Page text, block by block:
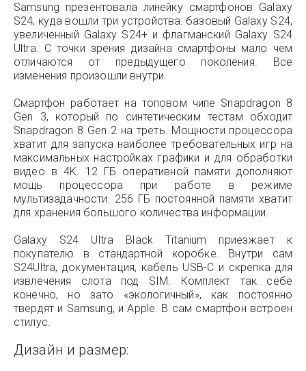
Samsung презентовала линейку смартфонов Galaxy
S24, куда вошли три устройства: базовый Galaxy S24,
увеличенный Galaxy S24+ и флагманский Galaxy S24
Ultra. С точки зрения дизайна смартфоны мало чем
отличаются от предыдущего поколения. Все
изменения произошли внутри.
Смартфон работает на топовом чипе Snapdragon 8
Gen 3, который по синтетическим тестам обходит
Snapdragon 8 Gen 2 на треть. Мощности процессора
хватит для запуска наиболее требовательных игр на
максимальных настройках графики и для обработки
видео в 4K. 12 ГБ оперативной памяти дополняют
мощь процессора при работе в режиме
мультизадачности. 256 ГБ постоянной памяти хватит
для хранения большого количества информации.
Galaxy S24 Ultra Black Titanium приезжает к
покупателю в стандартной коробке. Внутри сам
S24Ultra, документация, кабель USB-C и скрепка для
извлечения слота под SIM. Комплект так себе
конечно, но зато «экологичный», как постоянно
твердят и Samsung, и Apple. В сам смартфон встроен
стилус.
Дизайн и размер: